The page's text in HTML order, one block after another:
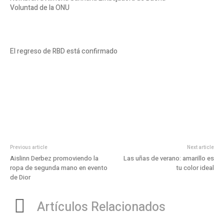
Voluntad de la ONU
El regreso de RBD está confirmado
Previous article
Aislinn Derbez promoviendo la
ropa de segunda mano en evento
de Dior
Next article
Las uñas de verano: amarillo es
tu color ideal
Artículos Relacionados